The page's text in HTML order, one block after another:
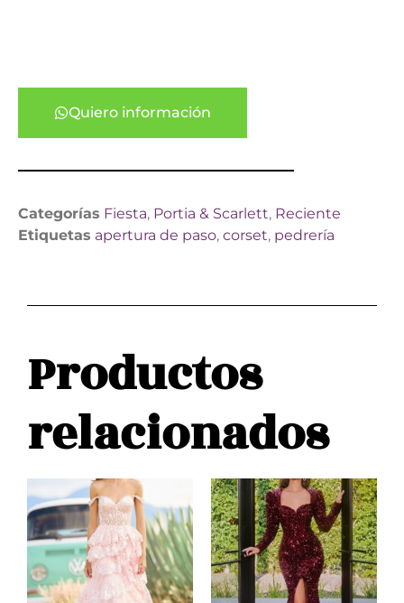
Quiero información
Categorías Fiesta, Portia & Scarlett, Reciente
Etiquetas apertura de paso, corset, pedrería
Productos
relacionados